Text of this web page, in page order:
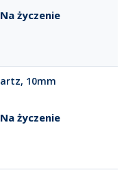
Na życzenie
10mm
Na życzenie